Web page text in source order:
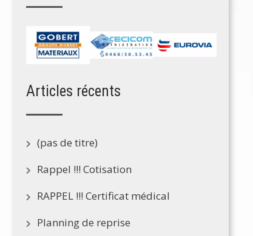
Articles récents
(pas de titre)
Rappel !!! Cotisation
RAPPEL !!! Certificat médical
Planning de reprise